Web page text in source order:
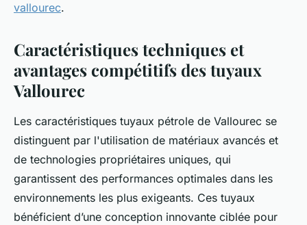
vallourec.
Caractéristiques techniques et
avantages compétitifs des tuyaux
Vallourec
Les caractéristiques tuyaux pétrole de Vallourec se
distinguent par l'utilisation de matériaux avancés et
de technologies propriétaires uniques, qui
garantissent des performances optimales dans les
environnements les plus exigeants. Ces tuyaux
bénéficient d’une conception innovante ciblée pour